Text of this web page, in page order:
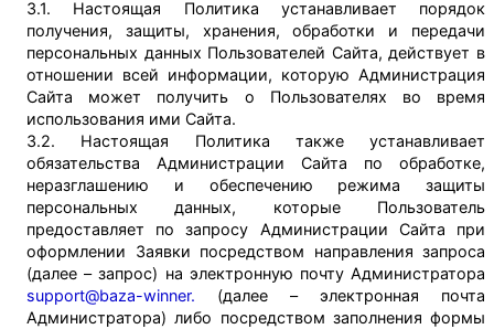
3.1. Настоящая Политика устанавливает порядок
получения, защиты, хранения, обработки и передачи
персональных данных Пользователей Сайта, действует в
отношении всей информации, которую Администрация
Сайта может получить о Пользователях во время
использования ими Сайта.
3.2. Настоящая Политика также устанавливает
обязательства Администрации Сайта по обработке,
неразглашению и обеспечению режима защиты
персональных данных, которые Пользователь
предоставляет по запросу Администрации Сайта при
оформлении Заявки посредством направления запроса
(далее – запрос) на электронную почту Администратора
support@baza-winner. (далее – электронная почта
Администратора) либо посредством заполнения формы